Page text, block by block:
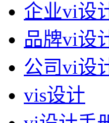
企业vi设
品牌vi设
公司vi设
vis设计